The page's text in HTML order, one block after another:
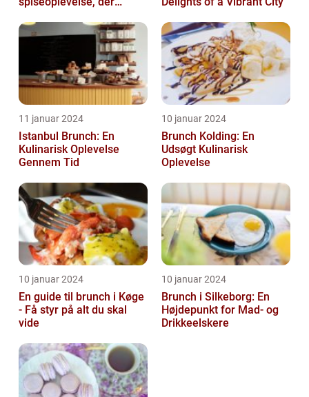
drikkeelskere run...
11 januar 2024
Istanbul Brunch: En
Kulinarisk Oplevelse
Gennem Tid
10 januar 2024
Brunch Kolding: En
Udsøgt Kulinarisk
Oplevelse
10 januar 2024
En guide til brunch i Køge
- Få styr på alt du skal
vide
10 januar 2024
Brunch i Silkeborg: En
Højdepunkt for Mad- og
Drikkeelskere